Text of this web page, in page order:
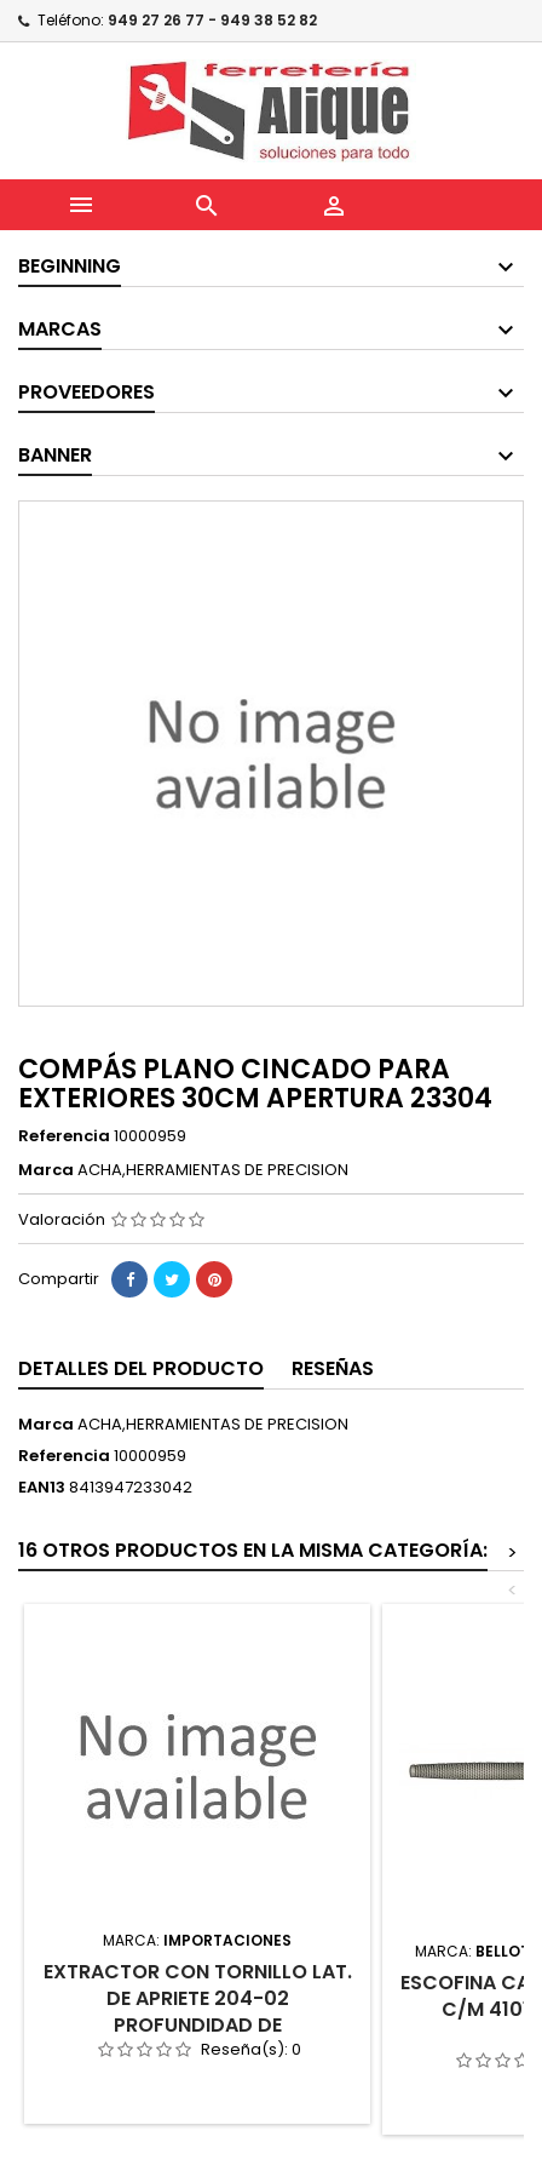
Teléfono: 949 27 26 77 - 949 38 52 82
  
BEGINNING
MARCAS
PROVEEDORES
BANNER
COMPÁS PLANO CINCADO PARA
EXTERIORES 30CM APERTURA 23304
Referencia 10000959
Marca ACHA,HERRAMIENTAS DE PRECISION
Valoración
Compartir
DETALLES DEL PRODUCTO RESEÑAS
Marca ACHA,HERRAMIENTAS DE PRECISION
Referencia 10000959
EAN13 8413947233042
16 OTROS PRODUCTOS EN LA MISMA CATEGORÍA:
>
<
MARCA: IMPORTACIONES
EXTRACTOR CON TORNILLO LAT.
DE APRIETE 204-02
PROFUNDIDAD DE
Reseña(s): 0
MARCA:
ESCOFINA
C/M